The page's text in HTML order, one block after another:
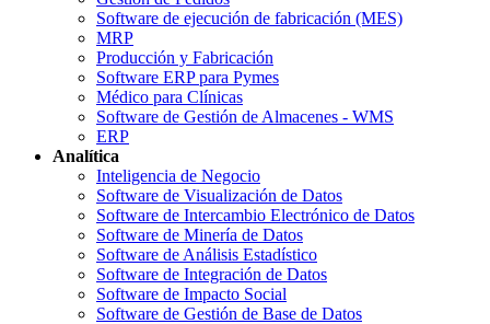
Software de ejecución de fabricación (MES)
MRP
Producción y Fabricación
Software ERP para Pymes
Médico para Clínicas
Software de Gestión de Almacenes - WMS
ERP
Analítica
Inteligencia de Negocio
Software de Visualización de Datos
Software de Intercambio Electrónico de Datos
Software de Minería de Datos
Software de Análisis Estadístico
Software de Integración de Datos
Software de Impacto Social
Software de Gestión de Base de Datos